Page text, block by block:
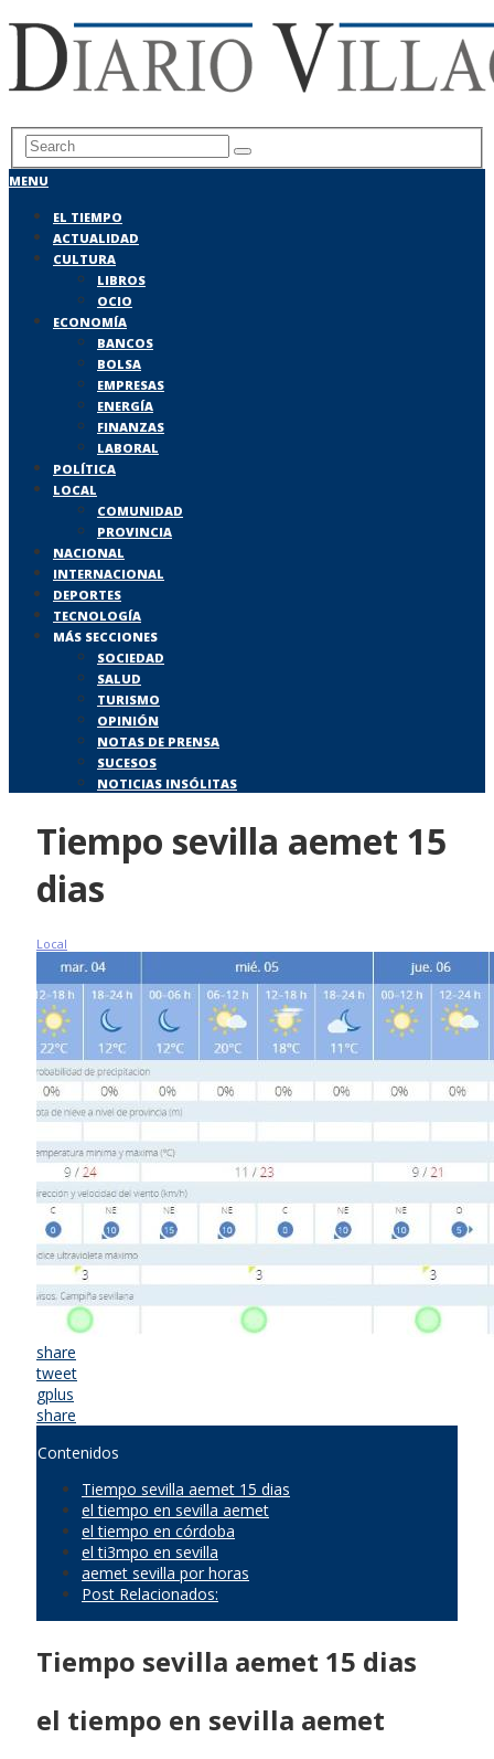
MENU
EL TIEMPO
ACTUALIDAD
CULTURA
LIBROS
OCIO
ECONOMÍA
BANCOS
BOLSA
EMPRESAS
ENERGÍA
FINANZAS
LABORAL
POLÍTICA
LOCAL
COMUNIDAD
PROVINCIA
NACIONAL
INTERNACIONAL
DEPORTES
TECNOLOGÍA
MÁS SECCIONES
SOCIEDAD
SALUD
TURISMO
OPINIÓN
NOTAS DE PRENSA
SUCESOS
NOTICIAS INSÓLITAS
Tiempo sevilla aemet 15
dias
Local
share
tweet
gplus
share
Contenidos
Tiempo sevilla aemet 15 dias
el tiempo en sevilla aemet
el tiempo en córdoba
el ti3mpo en sevilla
aemet sevilla por horas
Post Relacionados:
Tiempo sevilla aemet 15 dias
el tiempo en sevilla aemet